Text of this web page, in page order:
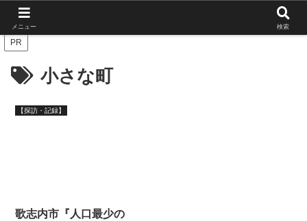
PR
小さな町
【探訪・記録】
歌志内市『人口最少の
メニュー 検索